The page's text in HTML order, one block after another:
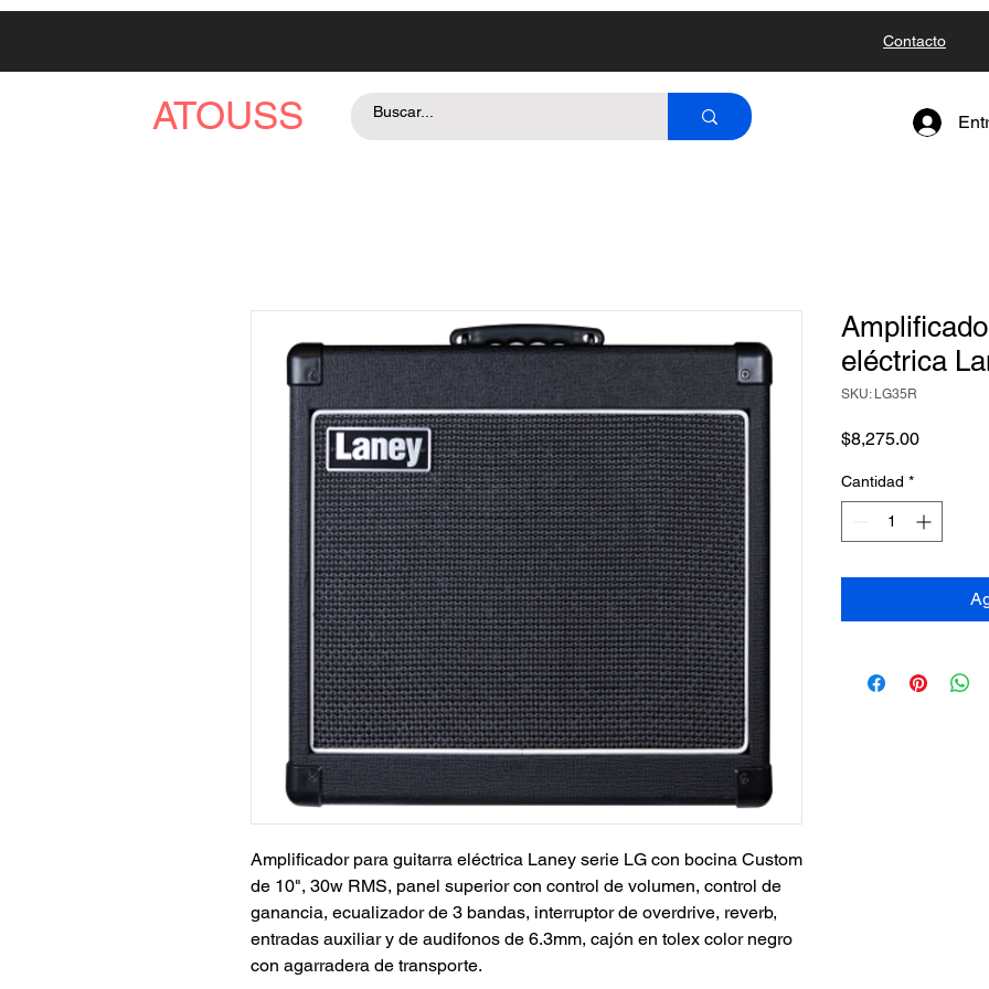
Contacto
ATOUSS
Amplificador para guitarra eléctrica Laney serie LG con bocina Custom
de 10", 30w RMS, panel superior con control de volumen, control de
ganancia, ecualizador de 3 bandas, interruptor de overdrive, reverb,
entradas auxiliar y de audifonos de 6.3mm, cajón en tolex color negro
con agarradera de transporte.
eléctrica
SKU: LG35R
$8,275.00Precio
Cantidad *